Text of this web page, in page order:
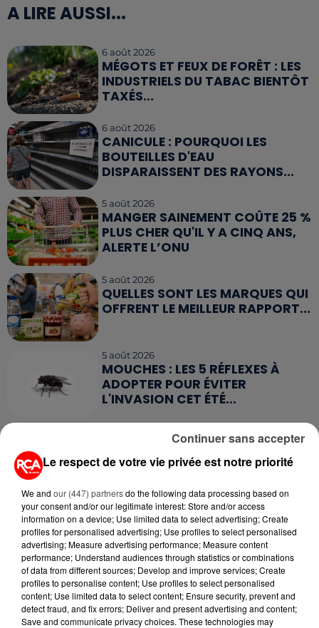
A LIRE AUSSI...
6 août 2026
MÉGOTS ET FEUX DE FORÊT : LES
INDUSTRIELS DU TABAC BIENTÔT
TAXÉS...
6 août 2026
CANICULE : POURQUOI LES
BOUTEILLES D'EAU
DISPARAISSENT DES RAYONS...
5 août 2026
MANGER SAINEMENT COÛTE 25 %
PLUS CHER QU'IL Y A CINQ ANS,
ALERTE L’ONU
5 août 2026
QUELLES SONT LES MARQUES QUI
OFFRENT LE MEILLEUR RAPPORT...
5 août 2026
MOUCHES : LES 5 RÉFLEXES À
ADOPTER POUR ÉVITER
L'INVASION CET ÉTÉ...
ÉCLIPSE SOLAIRE DU 12 AOÛT : LA
RUÉE VERS LES LUNETTES DE...
RETROUVEZ TOUTE L'ACTU DE LA RÉGION ET
RECEVEZ LES ALERTES INFOS DE LA RÉDACTION
EN TÉLÉCHARGEANT L'APPLICATION MOBILE
RCA
Le respect de votre vie privée est notre priorité
We and our (447) partnersdo the following data processing based on
your consent and/or our legitimate interest: Store and/or access
information on a device; Use limited data to select advertising; Create
profiles for personalised advertising; Use profiles to select personalised
advertising; Measure advertising performance; Measure content
performance; Understand audiences through statistics or combinations
of data from different sources; Develop and improve services; Create
profiles to personalise content; Use profiles to select personalised
content; Use limited data to select content; Ensure security, prevent and
detect fraud, and fix errors; Deliver and present advertising and content;
Save and communicate privacy choices. These technologies may
Continuer sans accepter